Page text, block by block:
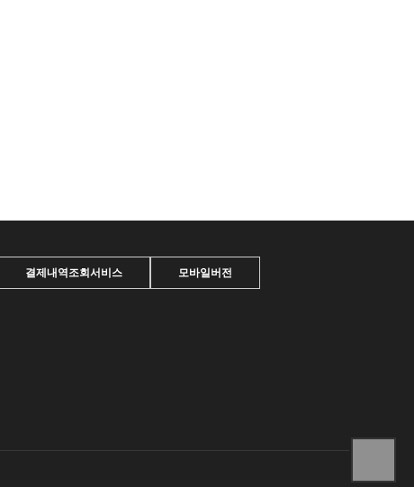
결제내역조회서비스 모바일버전